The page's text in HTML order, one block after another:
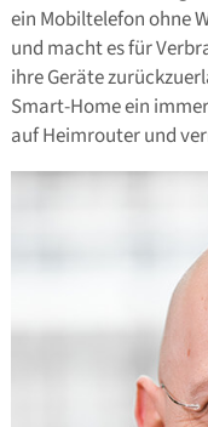
ein Mobiltelefon ohne
und macht es für
ihre Geräte
Smart-Home ein
auf Heimrouter und